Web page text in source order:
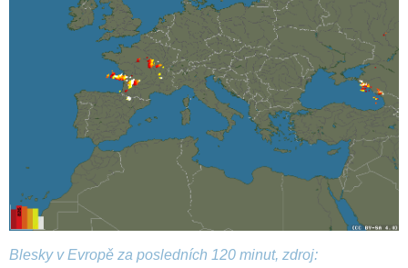
Blesky v Evropě za posledních 120 minut, zdroj: